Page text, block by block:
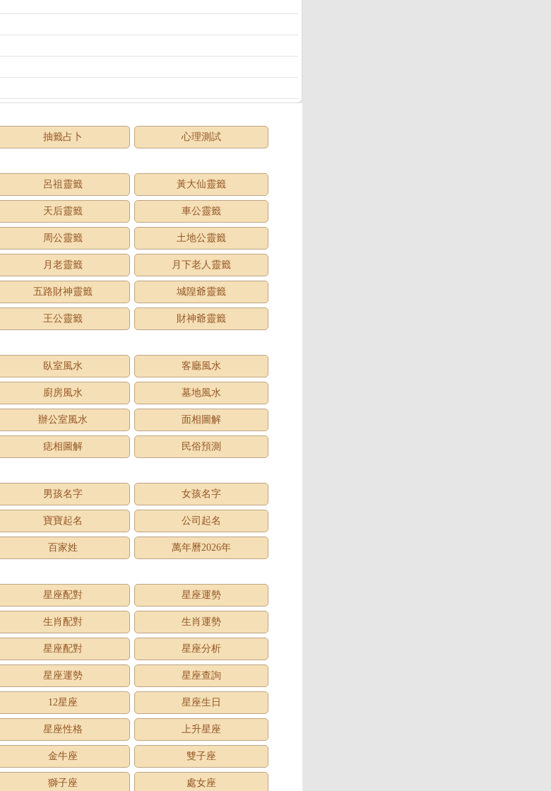
抽籤占卜 心理測試
呂祖靈籤 黃大仙靈籤
天后靈籤 車公靈籤
周公靈籤 土地公靈籤
月老靈籤 月下老人靈籤
五路財神靈籤 城隍爺靈籤
王公靈籤 財神爺靈籤
臥室風水 客廳風水
廚房風水 墓地風水
辦公室風水 面相圖解
痣相圖解 民俗預測
男孩名字 女孩名字
寶寶起名 公司起名
百家姓 萬年曆2026年
星座配對 星座運勢
生肖配對 生肖運勢
星座配對 星座分析
星座運勢 星座查詢
12星座 星座生日
星座性格 上升星座
金牛座 雙子座
獅子座 處女座